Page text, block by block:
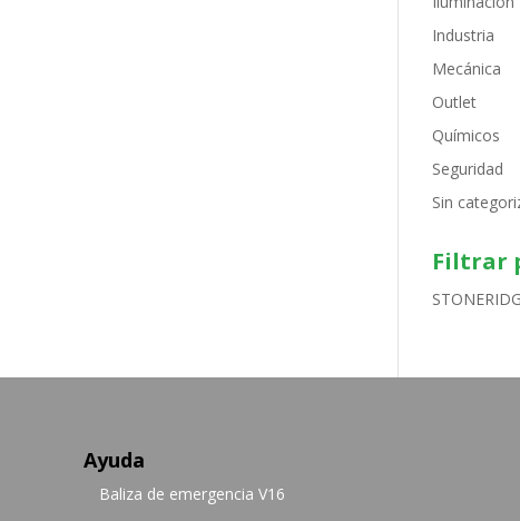
Industria
Mecánica
Outlet
Químicos
Seguridad
Sin
Filtrar
Ayuda
Baliza de emergencia V16